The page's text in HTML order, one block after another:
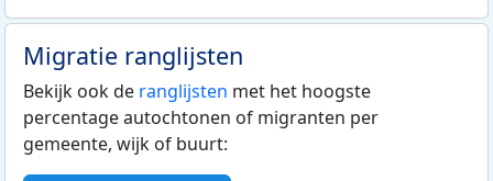
Migratie ranglijsten
Bekijk ook de ranglijsten met het hoogste
percentage autochtonen of migranten per
gemeente, wijk of buurt: